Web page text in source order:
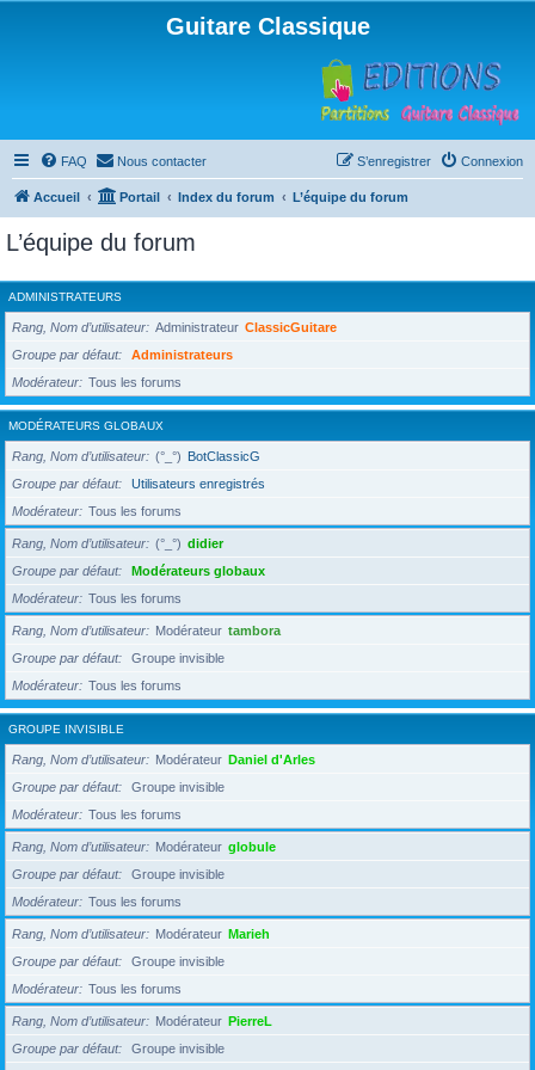
Guitare Classique
FAQ Nous contacter Connexion
S’enregistrer
Accueil Portail Index du forum L’équipe du forum
L’équipe du forum
ADMINISTRATEURS
Rang, Nom d’utilisateur Administrateur ClassicGuitare
Groupe par défaut
Administrateurs
Modérateur
Tous les forums
MODÉRATEURS GLOBAUX
Rang, Nom d’utilisateur (°_°) BotClassicG
Groupe par défaut
Utilisateurs enregistrés
Modérateur
Tous les forums
Rang, Nom d’utilisateur (°_°) didier
Groupe par défaut
Modérateurs globaux
Modérateur
Tous les forums
Rang, Nom d’utilisateur Modérateur tambora
Groupe par défaut
Groupe invisible
Modérateur
Tous les forums
GROUPE INVISIBLE
Rang, Nom d’utilisateur Modérateur Daniel d'Arles
Groupe par défaut
Groupe invisible
Modérateur
Tous les forums
Rang, Nom d’utilisateur Modérateur globule
Groupe par défaut
Groupe invisible
Modérateur
Tous les forums
Rang, Nom d’utilisateur Modérateur Marieh
Groupe par défaut
Groupe invisible
Modérateur
Tous les forums
Rang, Nom d’utilisateur Modérateur PierreL
Groupe par défaut
Groupe invisible